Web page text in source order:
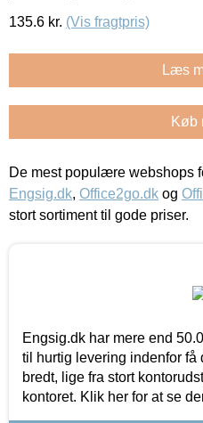
135.6 kr. (Vis fragtpris)
Læs
Køb
De mest populære webshops
Engsig.dk, Office2go.dk og
stort sortiment til gode priser.
Engsig.dk har mere end
til hurtig levering indenfor
bredt, lige fra stort
kontoret. Klik her for at se